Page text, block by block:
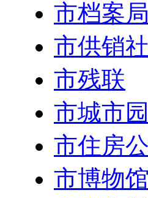
市档案局
市供销社
市残联
市城市
市住房
市博物馆